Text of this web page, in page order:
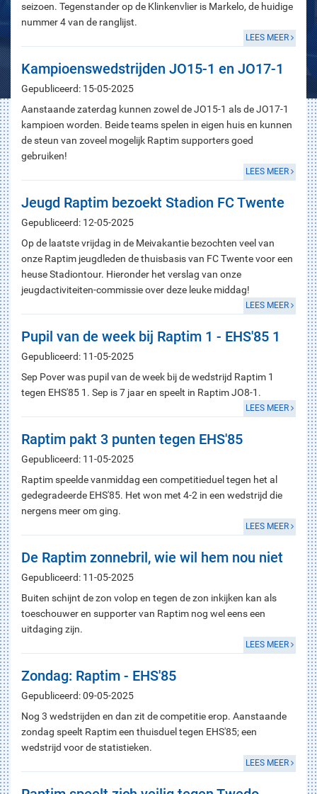
seizoen. Tegenstander op de Klinkenvlier is Markelo, de huidige
nummer 4 van de ranglijst.
LEES MEER
Kampioenswedstrijden JO15-1 en JO17-1
Gepubliceerd: 15-05-2025
Aanstaande zaterdag kunnen zowel de JO15-1 als de JO17-1
kampioen worden. Beide teams spelen in eigen huis en kunnen
de steun van zoveel mogelijk Raptim supporters goed
gebruiken!
LEES MEER
Jeugd Raptim bezoekt Stadion FC Twente
Gepubliceerd: 12-05-2025
Op de laatste vrijdag in de Meivakantie bezochten veel van
onze Raptim jeugdleden de thuisbasis van FC Twente voor een
heuse Stadiontour. Hieronder het verslag van onze
jeugdactiviteiten-commissie over deze leuke middag!
LEES MEER
Pupil van de week bij Raptim 1 - EHS'85 1
Gepubliceerd: 11-05-2025
Sep Pover was pupil van de week bij de wedstrijd Raptim 1
tegen EHS'85 1. Sep is 7 jaar en speelt in Raptim JO8-1.
LEES MEER
Raptim pakt 3 punten tegen EHS'85
Gepubliceerd: 11-05-2025
Raptim speelde vanmiddag een competitieduel tegen het al
gedegradeerde EHS'85. Het won met 4-2 in een wedstrijd die
nergens meer om ging.
LEES MEER
De Raptim zonnebril, wie wil hem nou niet
Gepubliceerd: 11-05-2025
Buiten schijnt de zon volop en tegen de zon inkijken kan als
toeschouwer en supporter van Raptim nog wel eens een
uitdaging zijn.
LEES MEER
Zondag: Raptim - EHS'85
Gepubliceerd: 09-05-2025
Nog 3 wedstrijden en dan zit de competitie erop. Aanstaande
zondag speelt Raptim een thuisduel tegen EHS'85; een
wedstrijd voor de statistieken.
LEES MEER